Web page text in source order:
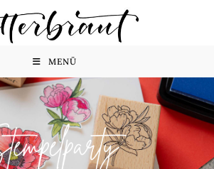
MENÜ